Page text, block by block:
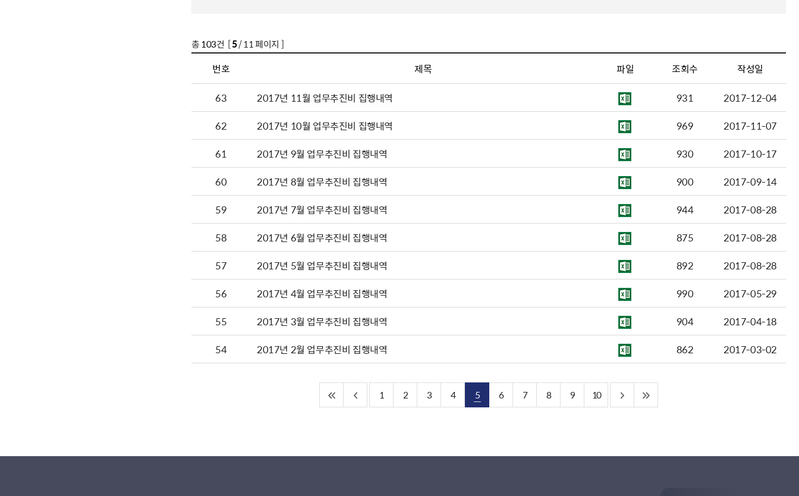
총103건 [5/ 11 페이지 ]
번호 제목 파일 조회수 작성일
63 2017년 11월 업무추진비 집행내역 931
2017-12-04
62
2017년 10월 업무추진비 집행내역 969
2017-11-07
61
2017년 9월 업무추진비 집행내역 930
2017-10-17
60
2017년 8월 업무추진비 집행내역 900
2017-09-14
59
2017년 7월 업무추진비 집행내역 944
2017-08-28
58
2017년 6월 업무추진비 집행내역 875
2017-08-28
57
2017년 5월 업무추진비 집행내역 892
2017-08-28
56
2017년 4월 업무추진비 집행내역 990
2017-05-29
55
2017년 3월 업무추진비 집행내역 904
2017-04-18
54
2017년 2월 업무추진비 집행내역 862 2017-03-02
1 2 3 4 5 6 7 8 9 10